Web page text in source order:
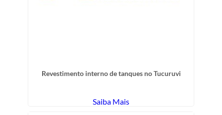
Revestimento interno de tanques no Tucuruvi
Saiba Mais